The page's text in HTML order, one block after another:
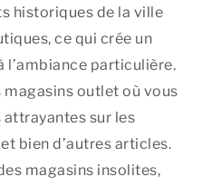
historiques de la ville
ce qui crée un
l’ambiance particulière.
magasins outlet où vous
sur les
bien d’autres articles.
magasins insolites,